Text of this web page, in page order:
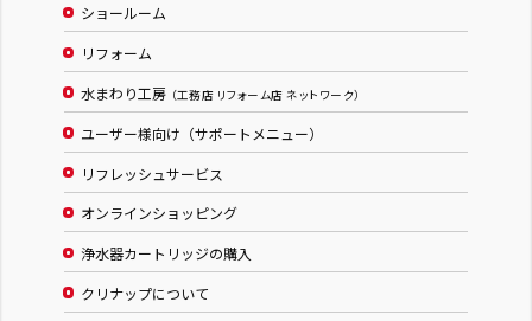
ショールーム
リフォーム
水まわり工房 （工務店 リフォーム店 ネットワーク）
ユーザー様向け（サポートメニュー）
リフレッシュサービス
オンラインショッピング
浄水器カートリッジの購入
クリナップについて